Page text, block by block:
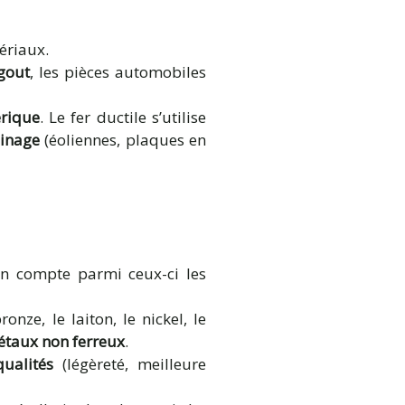
, les pièces automobiles
. Le fer ductile s’utilise
(éoliennes, plaques en
compte parmi ceux-ci les
le laiton, le nickel, le
non ferreux.
(légèreté, meilleure